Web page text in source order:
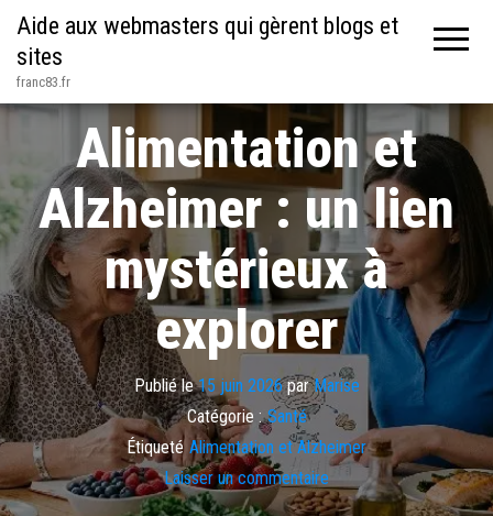
Aide aux webmasters qui gèrent blogs et
sites
franc83.fr
Alimentation et
Alzheimer : un lien
mystérieux à
explorer
Publié le15 juin 2026parMarise
Catégorie : Santé
Étiqueté Alimentation et Alzheimer
Laisser un commentaire